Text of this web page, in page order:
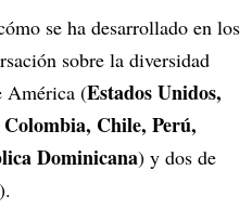
se ha desarrollado en los
sobre la diversidad
América (Estados Unidos,
Chile, Perú,
Dominicana) y dos de
).